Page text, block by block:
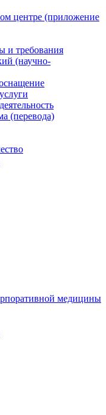
центре (приложение
и требования
(научно-
(перевода)
медицины